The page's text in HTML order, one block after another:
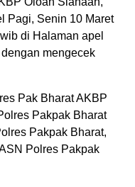
Pagi, Senin 10 Maret
di Halaman apel
mengecek
Pak Bharat AKBP
Pakpak Bharat
Pakpak Bharat,
Polres Pakpak